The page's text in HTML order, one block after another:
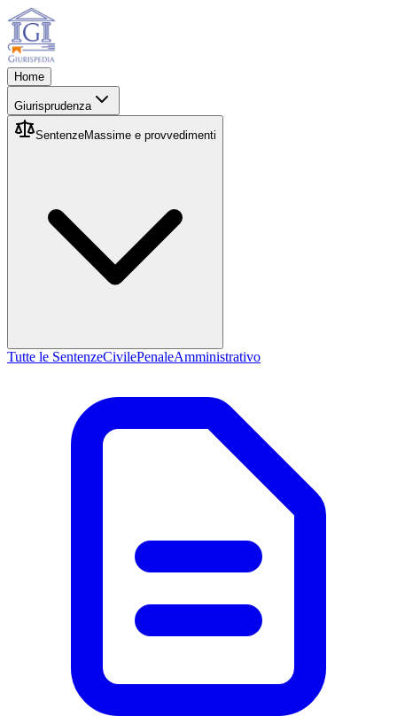
Home
Giurisprudenza
SentenzeMassime e provvedimenti
Tutte le SentenzeCivilePenaleAmministrativo